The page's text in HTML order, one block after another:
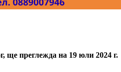
ще преглежда на 19 юли 2024 г.